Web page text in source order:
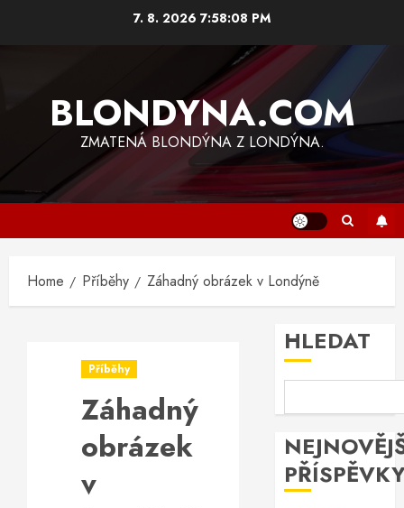
7. 8. 2026 7:58:08 PM
BLONDYNA.COM
ZMATENÁ BLONDÝNA Z LONDÝNA.
Home Příběhy Záhadný obrázek v Londýně
Příběhy
Záhadný
obrázek
v
HLEDAT